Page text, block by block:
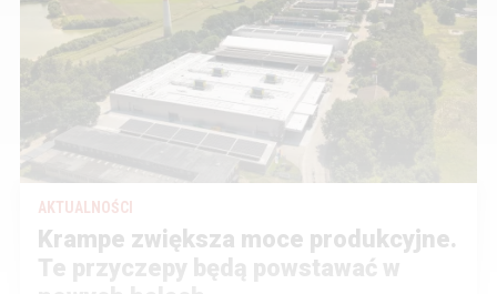
AKTUALNOŚCI
Krampe zwiększa moce produkcyjne.
Te przyczepy będą powstawać w